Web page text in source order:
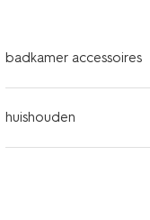
badkamer accessoires
huishouden